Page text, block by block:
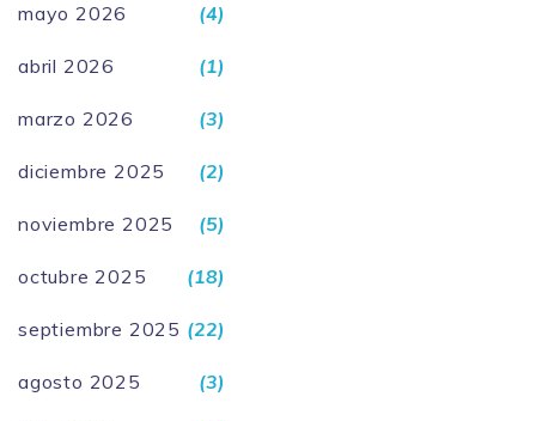
mayo 2026 (4)
abril 2026 (1)
marzo 2026 (3)
diciembre 2025 (2)
noviembre 2025 (5)
octubre 2025 (18)
septiembre 2025 (22)
agosto 2025 (3)